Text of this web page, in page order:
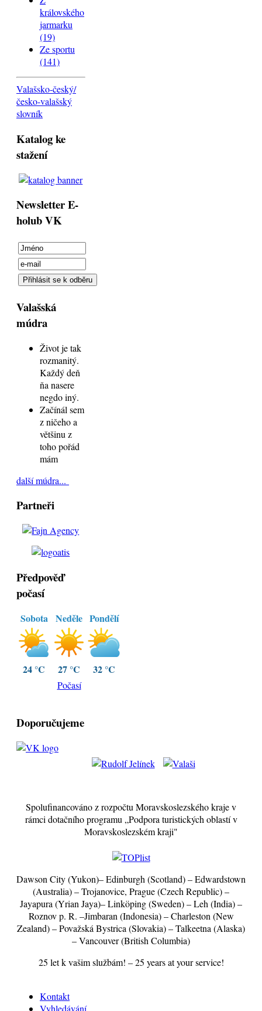
královského
jarmarku
(19)
Ze sportu
(141)
Valašsko-český/
česko-valašský
slovník
Katalog ke
stažení
Newsletter E-
holub VK
Valašská
múdra
Život je tak
rozmanitý.
Každý deň
ňa nasere
negdo iný.
Začínál sem
z ničeho a
většinu z
toho pořád
mám
další múdra...
Partneři
Předpověď
počasí
Sobota
24 °C
Neděle
27 °C
Pondělí
32 °C
Počasí
Doporučujeme
Spolufinancováno z rozpočtu Moravskoslezského kraje v
rámci dotačního programu „Podpora turistických oblastí v
Moravskoslezském kraji"
Dawson City (Yukon)– Edinburgh (Scotland) – Edwardstown
(Australia) – Trojanovice, Prague (Czech Republic) –
Jayapura (Yrian Jaya)– Linköping (Sweden) – Leh (India) –
Roznov p. R. –Jimbaran (Indonesia) – Charleston (New
Zealand) – Považská Bystrica (Slovakia) – Talkeetna (Alaska)
– Vancouver (British Columbia)
25 let k vašim službám! – 25 years at your service!
Kontakt
Vyhledávání